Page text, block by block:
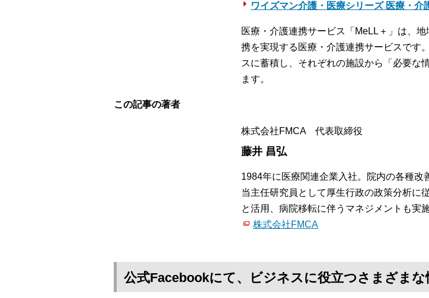
ワイズマン介護・医療シリーズ 医療・介
医療・介護連携サービス「MeLL＋」は、
携を実現する医療・介護連携サービスです
スに蓄積し、それぞれの施設から「必要な
ます。
この記事の著者
株式会社FMCA 代表取締役
藤井 昌弘
1984年に医療関連企業入社。院内の各種
当主任研究員として厚生行政の政策分析に
と活用、病院移転に伴うマネジメントも実施
株式会社FMCA
公式Facebookにて、ビジネスに役立つさまざまな